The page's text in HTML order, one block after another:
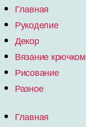
Главная
Рукоделие
Декор
Вязание крючком
Рисование
Разное
Главная